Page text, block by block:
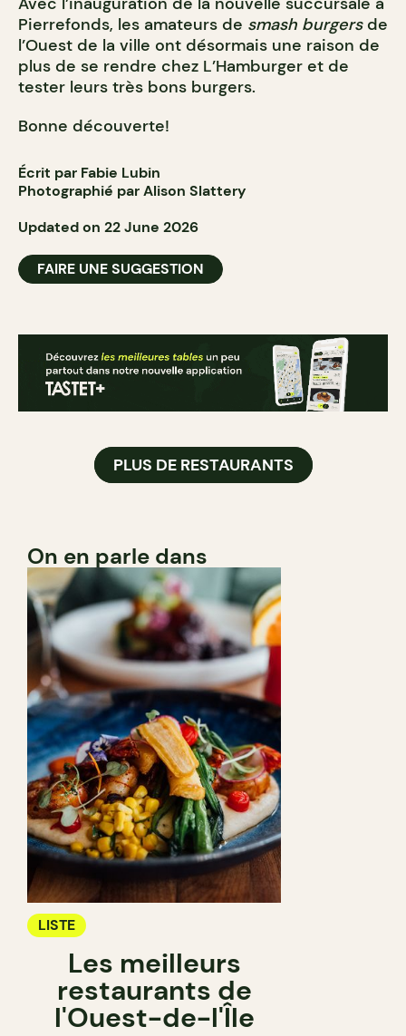
Pierrefonds, les amateurs de smash burgersde
l’Ouest de la ville ont désormais une raison de
plus de se rendre chez L’Hamburger et de
tester leurs très bons burgers.
Bonne découverte!
Écrit par Fabie Lubin
Photographié par Alison Slattery
Updated on 22 June 2026
FAIRE UNE SUGGESTION
PLUS DE RESTAURANTS
On en parle dans
LISTE
Les meilleurs
restaurants de
l'Ouest-de-l'Île